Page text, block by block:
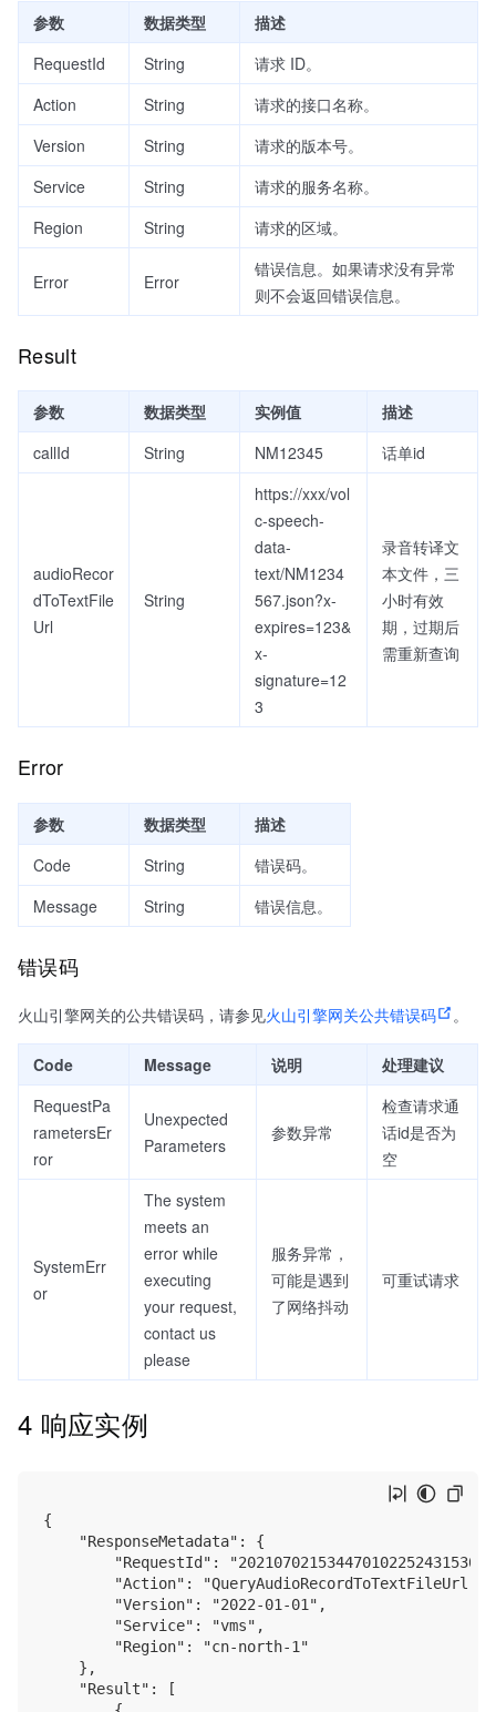
参数 数据类型
描述
RequestId
String
请求 ID。
Action
String
请求的接口名称。
Version
String
请求的版本号。
Service
String
请求的服务名称。
Region
String 请求的区域。
Error Error
错误信息。如果请求没有异常
则不会返回错误信息。
Result
参数 数据类型 实例值
描述
callId
String NM12345 话单id
audioRecor
dToTextFile
Url
String
https://xxx/vol
c-speech-
data-
text/NM1234
567.json?x-
expires=123&
x-
signature=12
3
录音转译文
本文件，三
小时有效
期，过期后
需重新查询
Error
参数 数据类型
描述
Code
String
错误码。
Message
String 错误信息。
错误码
火山引擎网关的公共错误码，请参见火山引擎网关公共错误码 。
Code Message 说明
处理建议
RequestPa
rametersEr
ror
Unexpected
Parameters
参数异常
检查请求通
话id是否为
空
SystemErr
or
The system
meets an
error while
executing
your request,
contact us
please
服务异常，
可能是遇到
了网络抖动
可重试请求
4 响应实例
{
    "ResponseMetadata": {
"RequestId":
        "Action": "QueryAudioRecordToTextFileUrl",
        "Version": "2022-01-01",
        "Service": "vms",
        "Region": "cn-north-1"
    },
    "Result": [